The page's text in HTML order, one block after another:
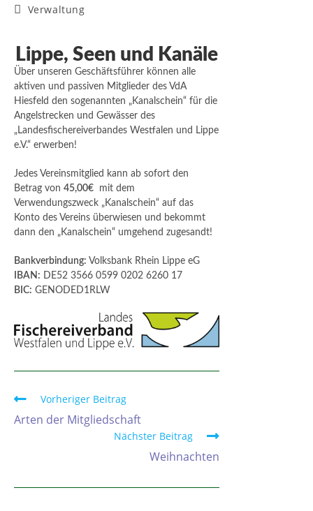
Verwaltung
Lippe, Seen und Kanäle
Über unseren Geschäftsführer können alle
aktiven und passiven Mitglieder des VdA
Hiesfeld den sogenannten „Kanalschein“ für die
Angelstrecken und Gewässer des
„Landesfischereiverbandes Westfalen und Lippe
e.V.“ erwerben!
Jedes Vereinsmitglied kann ab sofort den
Betrag von 45,00€ mit dem
Verwendungszweck „Kanalschein“ auf das
Konto des Vereins überwiesen und bekommt
dann den „Kanalschein“ umgehend zugesandt!
Bankverbindung: Volksbank Rhein Lippe eG
IBAN: DE52 3566 0599 0202 6260 17
BIC: GENODED1RLW
Vorheriger Beitrag
Arten der Mitgliedschaft
Nächster Beitrag
Weihnachten